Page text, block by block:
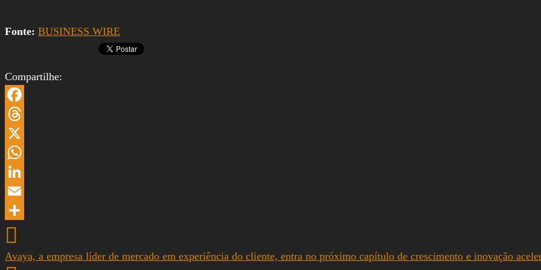
Fonte: BUSINESS WIRE
Compartilhe:
Facebook
Threads
X
WhatsApp
LinkedIn
Email
Share
Avaya, a empresa líder de mercado em experiência do cliente, entra no próximo capítulo de crescimento e inovação